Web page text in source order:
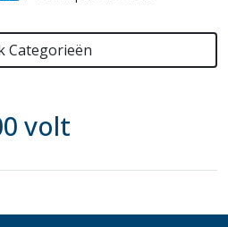
Categorieën
volt